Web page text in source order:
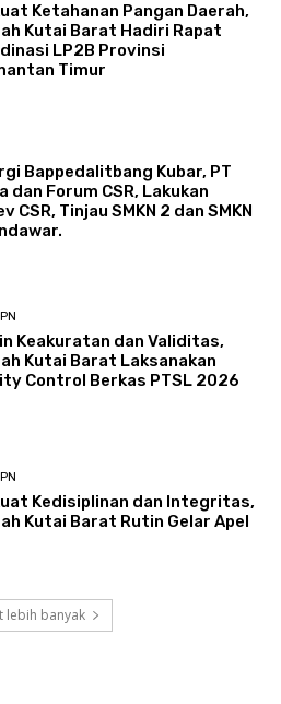
Ketahanan Pangan Daerah,
Kutai Barat Hadiri Rapat
LP2B Provinsi
Timur
Bappedalitbang Kubar, PT
dan Forum CSR, Lakukan
CSR, Tinjau SMKN 2 dan SMKN
Keakuratan dan Validitas,
Kutai Barat Laksanakan
Control Berkas PTSL 2026
Kedisiplinan dan Integritas,
Kutai Barat Rutin Gelar Apel
lebih banyak